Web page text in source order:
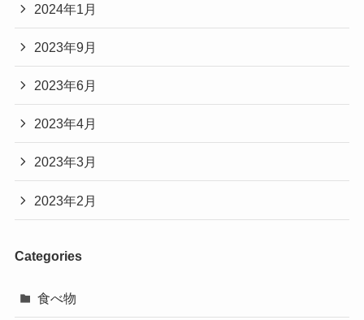
2024年1月
2023年9月
2023年6月
2023年4月
2023年3月
2023年2月
Categories
食べ物